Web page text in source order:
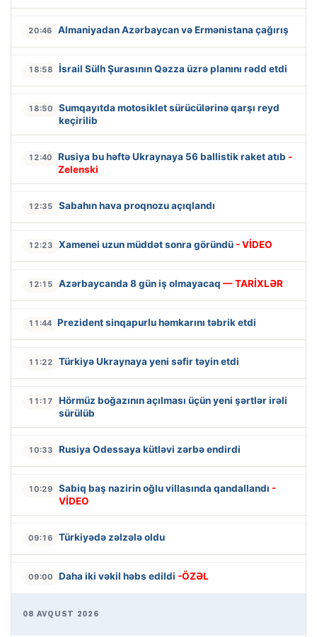
20:46 Almaniyadan Azərbaycan və Ermənistana çağırış
18:58 İsrail Sülh Şurasının Qəzza üzrə planını rədd etdi
18:50
Sumqayıtda motosiklet sürücülərinə qarşı reyd
keçirilib
12:40 Rusiya bu həftə Ukraynaya 56 ballistik raket atıb -
Zelenski
12:35 Sabahın hava proqnozu açıqlandı
12:23 Xamenei uzun müddət sonra göründü - VİDEO
12:15 Azərbaycanda 8 gün iş olmayacaq — TARİXLƏR
11:44 Prezident sinqapurlu həmkarını təbrik etdi
11:22 Türkiyə Ukraynaya yeni səfir təyin etdi
11:17
Hörmüz boğazının açılması üçün yeni şərtlər irəli
sürülüb
10:33 Rusiya Odessaya kütləvi zərbə endirdi
10:29 Sabiq baş nazirin oğlu villasında qandallandı -
VİDEO
09:16 Türkiyədə zəlzələ oldu
09:00 Daha iki vəkil həbs edildi -ÖZƏL
08 AVQUST 2026